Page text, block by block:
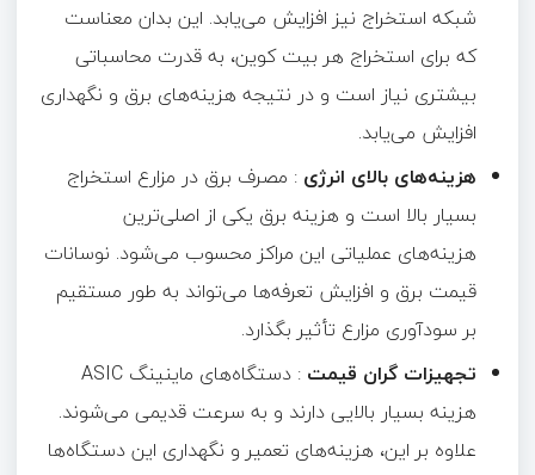
شبکه استخراج نیز افزایش می‌یابد. این بدان معناست
که برای استخراج هر بیت کوین، به قدرت محاسباتی
بیشتری نیاز است و در نتیجه هزینه‌های برق و نگهداری
افزایش می‌یابد.
هزینه‌های بالای انرژی : مصرف برق در مزارع استخراج
بسیار بالا است و هزینه برق یکی از اصلی‌ترین
هزینه‌های عملیاتی این مراکز محسوب می‌شود. نوسانات
قیمت برق و افزایش تعرفه‌ها می‌تواند به طور مستقیم
بر سودآوری مزارع تأثیر بگذارد.
تجهیزات گران قیمت
: دستگاه‌های ماینینگ ASIC
هزینه بسیار بالایی دارند و به سرعت قدیمی می‌شوند.
علاوه بر این، هزینه‌های تعمیر و نگهداری این دستگاه‌ها